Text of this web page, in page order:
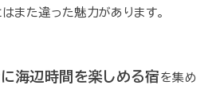
また違った魅力があります。
海辺時間を楽しめる宿 を集め